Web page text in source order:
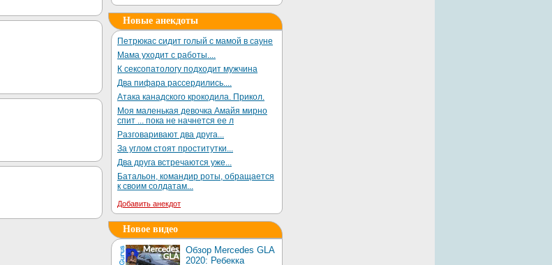
Новые анекдоты
Петрюкас сидит голый с мамой в сауне
Мама уходит с работы....
К сексопатологу подходит мужчина
Два пифара рассердились....
Атака канадского крокодила. Прикол.
Моя маленькая девочка Амайя мирно
спит ... пока не начнется ее л
Разговаривают два друга...
За углом стоят проститутки...
Два друга встречаются уже...
Батальон, командир роты, обращается
к своим солдатам...
Добавить анекдот
Новое видео
Обзор Mercedes GLA
2020: Ребекка